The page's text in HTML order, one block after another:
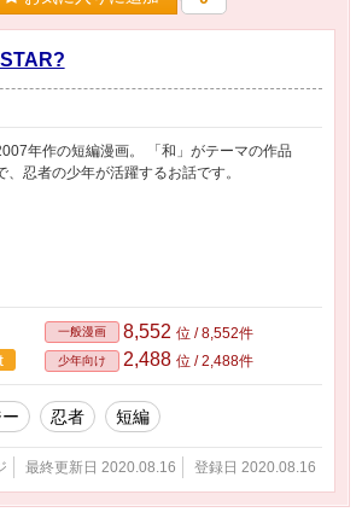
年作の短編漫画。 「和」がテーマの作品
、忍者の少年が活躍するお話です。
一般漫画 8,552 位 / 8,552件
少年向け 2,488 位 / 2,488件
忍者 短編
最終更新日 2020.08.16 登録日 2020.08.16